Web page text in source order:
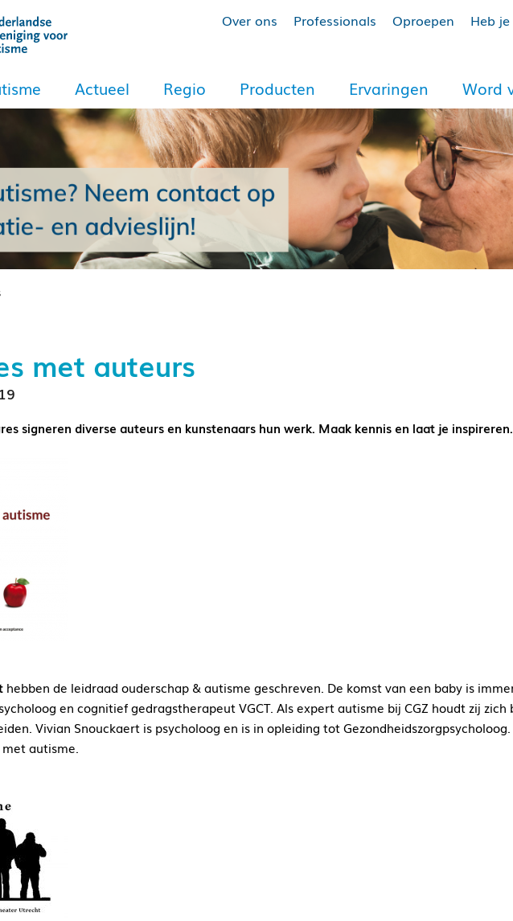
Over ons Professionals Oproepen Heb
Actueel Regio Producten Ervaringen Word
met auteurs
signeren diverse auteurs en kunstenaars hun werk. Maak kennis en laat je
hebben de leidraad ouderschap & autisme geschreven. De komst van een baby is
en cognitief gedragstherapeut VGCT. Als expert autisme bij CGZ houdt zij
Vivian Snouckaert is psycholoog en is in opleiding tot
autisme.